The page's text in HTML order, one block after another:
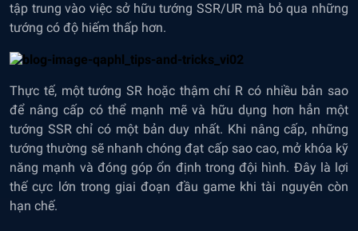
tập trung vào việc sở hữu tướng SSR/UR mà bỏ qua những
tướng có độ hiếm thấp hơn.
Thực tế, một tướng SR hoặc thậm chí R có nhiều bản sao
để nâng cấp có thể mạnh mẽ và hữu dụng hơn hẳn một
tướng SSR chỉ có một bản duy nhất. Khi nâng cấp, những
tướng thường sẽ nhanh chóng đạt cấp sao cao, mở khóa kỹ
năng mạnh và đóng góp ổn định trong đội hình. Đây là lợi
thế cực lớn trong giai đoạn đầu game khi tài nguyên còn
hạn chế.